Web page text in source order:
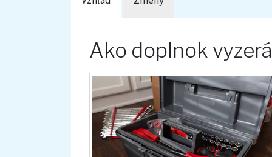
Ako doplnok